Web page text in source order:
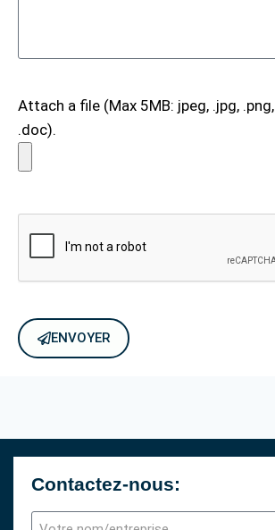
Attach a file (Max 5MB: jpeg, .jpg,
.doc).
ENVOYER
Contactez-nous: